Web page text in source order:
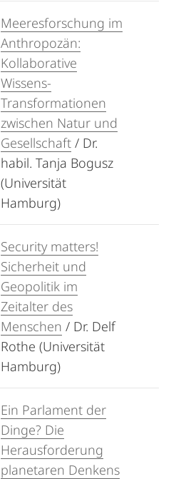
Meeresforschung im
Anthropozän:
Kollaborative
Wissens-
Transformationen
zwischen Natur und
Gesellschaft / Dr.
habil. Tanja Bogusz
(Universität
Hamburg)
Security matters!
Sicherheit und
Geopolitik im
Zeitalter des
Menschen / Dr. Delf
Rothe (Universität
Hamburg)
Ein Parlament der
Dinge? Die
Herausforderung
planetaren Denkens